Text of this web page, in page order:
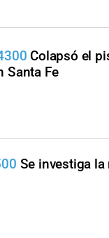
Colapsó el
Santa Fe
Se investiga